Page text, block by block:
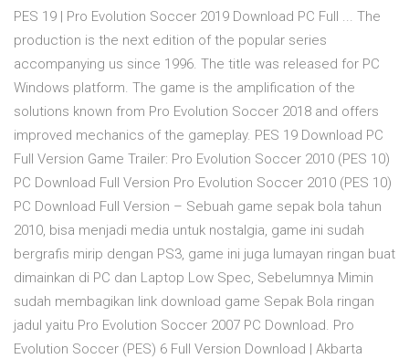
PES 19 | Pro Evolution Soccer 2019 Download PC Full ... The
production is the next edition of the popular series
accompanying us since 1996. The title was released for PC
Windows platform. The game is the amplification of the
solutions known from Pro Evolution Soccer 2018 and offers
improved mechanics of the gameplay. PES 19 Download PC
Full Version Game Trailer: Pro Evolution Soccer 2010 (PES 10)
PC Download Full Version Pro Evolution Soccer 2010 (PES 10)
PC Download Full Version – Sebuah game sepak bola tahun
2010, bisa menjadi media untuk nostalgia, game ini sudah
bergrafis mirip dengan PS3, game ini juga lumayan ringan buat
dimainkan di PC dan Laptop Low Spec, Sebelumnya Mimin
sudah membagikan link download game Sepak Bola ringan
jadul yaitu Pro Evolution Soccer 2007 PC Download. Pro
Evolution Soccer (PES) 6 Full Version Download | Akbarta